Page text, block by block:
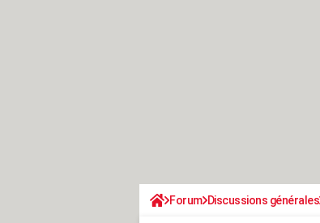
Forum Discussions générales